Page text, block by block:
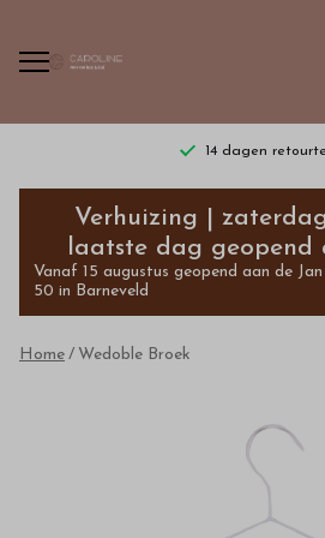
14 dagen
Wedoble
Broek
Bestel
Verhuizing |
laatste dag geopend
Vanaf 15 augustus geopend aan de
50 in Barneveld
Home Wedoble Broek